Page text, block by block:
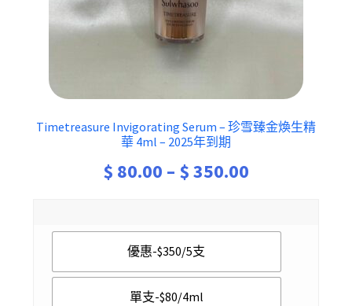
Timetreasure Invigorating Serum – 珍雪臻金煥生精
華 4ml – 2025年到期
$ 80.00 – $350.00
$ 80.00
優惠-$350/5支
單支-$80/4ml